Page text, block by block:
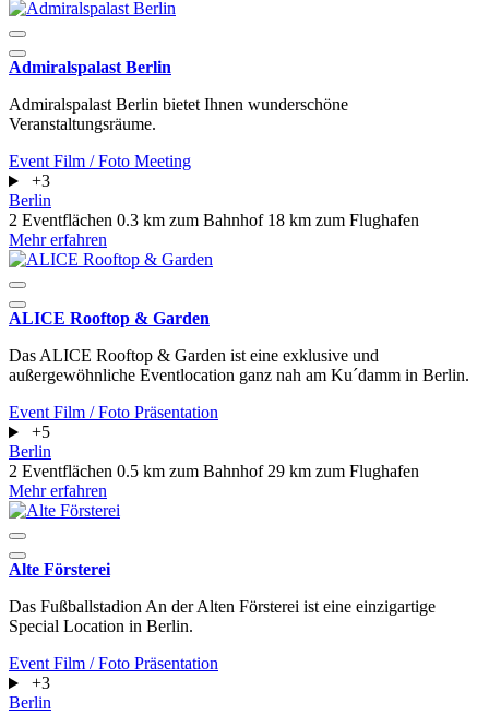
Admiralspalast Berlin
Admiralspalast Berlin bietet Ihnen wunderschöne
Veranstaltungsräume.
Event Film / Foto Meeting
+3
Berlin
2 Eventflächen 0.3 km zum Bahnhof 18 km zum Flughafen
Mehr erfahren
ALICE Rooftop & Garden
Das ALICE Rooftop & Garden ist eine exklusive und
außergewöhnliche Eventlocation ganz nah am Ku´damm in Berlin.
Event Film / Foto Präsentation
+5
Berlin
2 Eventflächen 0.5 km zum Bahnhof 29 km zum Flughafen
Mehr erfahren
Alte Försterei
Das Fußballstadion An der Alten Försterei ist eine einzigartige
Special Location in Berlin.
Event Film / Foto Präsentation
+3
Berlin